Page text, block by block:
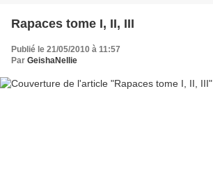
Rapaces tome I, II, III
Publié le 21/05/2010 à 11:57
Par GeishaNellie